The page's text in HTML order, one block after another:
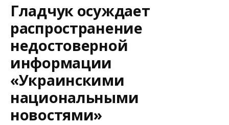
Гладчук осуждает
распространение
недостоверной
информации
«Украинскими
национальными
новостями»